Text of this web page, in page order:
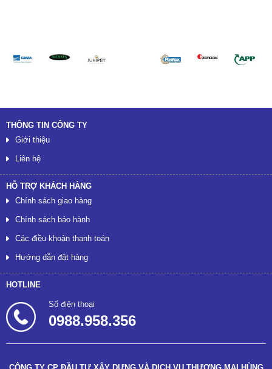
THÔNG TIN CÔNG TY
Giới thiệu
Liên hệ
HỖ TRỢ KHÁCH HÀNG
Chính sách giao hàng
Chính sách bảo hành
Các điều khoản thanh toán
Hướng dẫn đặt hàng
HOTLINE
Số điện thoại
0988.958.356